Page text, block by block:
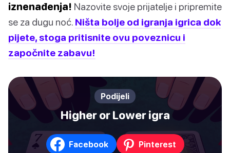
iznenađenja! Nazovite svoje prijatelje i pripremite
se za dugu noć. Ništa bolje od igranja igrica dok
pijete, stoga pritisnite ovu poveznicu i
započnite zabavu!
Podijeli
Higher or Lower igra
Facebook Pinterest